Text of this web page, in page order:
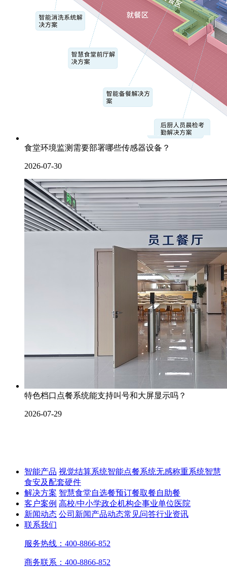
食堂环境监测需要部署哪些传感器设备？
2026-07-30
特色档口点餐系统能支持叫号和大屏显示吗？
2026-07-29
智能产品 视觉结算系统智能点餐系统无感称重系统智慧
食安及配套硬件
解决方案 智慧食堂自选餐预订餐取餐自助餐
客户案例 高校/中小学政企机构企事业单位医院
新闻动态 公司新闻产品动态常见问答行业资讯
联系我们
服务热线：400-8866-852
商务联系：400-8866-852